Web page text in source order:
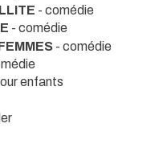
- comédie
- comédie
- comédie
enfants